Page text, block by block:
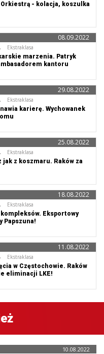
Orkiestrą - kolacja, koszulka
Ekstraklasa
marzenia. Patryk
kantoru
08.09.2022
Ekstraklasa
karierę. Wychowanek
29.08.2022
Ekstraklasa
jak z koszmaru. Raków za
25.08.2022
Ekstraklasa
kompleksów. Eksportowy
Papszuna!
18.08.2022
Ekstraklasa
w Częstochowie. Raków
eliminacji LKE!
11.08.2022
10.08.2022